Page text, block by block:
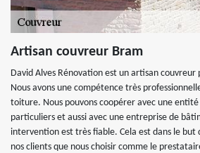
Artisan couvreur Bram
David Alves Rénovation est un artisan
Nous avons une compétence très
toiture. Nous pouvons coopérer avec une
particuliers et aussi avec une entreprise de
intervention est très fiable. Cela est dans le
nos clients que nous choisir comme le